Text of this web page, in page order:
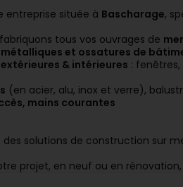
entreprise située à Bascharage,
tous vos ouvrages de
et ossatures de
& intérieures :
(en acier, alu, inox et verre),
mains courantes
des solutions de construction sur
projet, en neuf ou en